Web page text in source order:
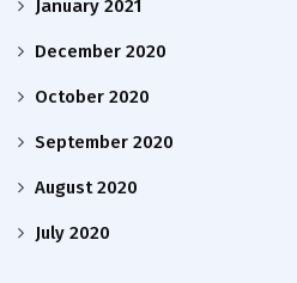
January 2021
December 2020
October 2020
September 2020
August 2020
July 2020